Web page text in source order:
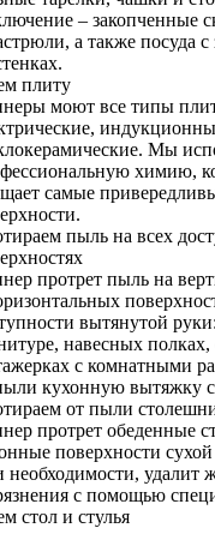
– закопченные
а также посуда
плиту
моют все типы
Мы
химию,
самые
пыль на всех
протрет пыль на
вытянутой
навесных полках,
с комнатными
кухонную вытяжку
от пыли
протрет обеденные
поверхности
необходимости, удалит
с помощью
стол и стулья